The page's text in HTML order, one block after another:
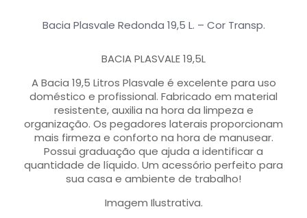
Bacia Plasvale Redonda 19,5 L. – Cor Transp.
BACIA PLASVALE 19,5L
A Bacia 19,5 Litros Plasvale é excelente para uso
doméstico e profissional. Fabricado em material
resistente, auxilia na hora da limpeza e
organização. Os pegadores laterais proporcionam
mais firmeza e conforto na hora de manusear.
Possui graduação que ajuda a identificar a
quantidade de líquido. Um acessório perfeito para
sua casa e ambiente de trabalho!
Imagem Ilustrativa.